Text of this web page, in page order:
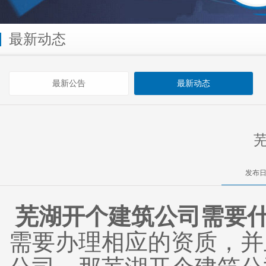
最新动态
最新公告 最新动态
发布
芜湖开个建筑公司需要
需要办理相应的资质，